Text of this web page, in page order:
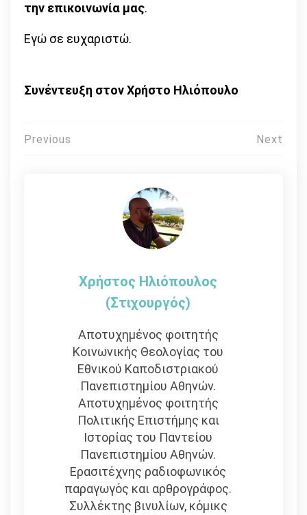
την επικοινωνία μας.
Εγώ σε ευχαριστώ.
Συνέντευξη στον Χρήστο Ηλιόπουλο
Πλοήγηση
Previous Next
Χρήστος Ηλιόπουλος
(στιχουργός)
Αποτυχημένος φοιτητής
Κοινωνικής Θεολογίας του
Εθνικού Καποδιστριακού
Πανεπιστημίου Αθηνών.
Αποτυχημένος φοιτητής
Πολιτικής Επιστήμης και
Ιστορίας του Παντείου
Πανεπιστημίου Αθηνών.
Ερασιτέχνης ραδιοφωνικός
παραγωγός και αρθρογράφος.
Συλλέκτης βινυλίων, κόμικς